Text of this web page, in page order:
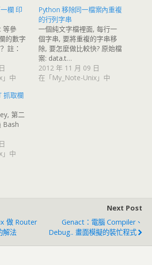
欄 印
等參
的數字
註：
」中
Python 移除同一檔案內重複
的行列字串
一個純文字檔裡面, 每行一
個字串, 要將重複的字串移
除, 要怎麼做比較快? 原始檔
案: data.t…
2012 年 11 月 09 日
在「My_Note-Unix」中
抓取欄
第二
Bash
」中
做 Router
解法
Next Post
Genact：電腦 Compiler、
Debug.. 畫面模擬的裝忙程式